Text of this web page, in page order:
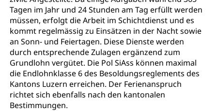
Tagen im Jahr und 24 Stunden am Tag erfüllt werden
müssen, erfolgt die Arbeit im Schichtdienst und es
kommt regelmässig zu Einsätzen in der Nacht sowie
an Sonn- und Feiertagen. Diese Dienste werden
durch entsprechende Zulagen ergänzend zum
Grundlohn vergütet. Die Pol SiAss können maximal
die Endlohnklasse 6 des Besoldungsreglements des
Kantons Luzern erreichen. Der Ferienanspruch
richtet sich ebenfalls nach den kantonalen
Bestimmungen.
Musikschulen
Schulferien
Früherziehung
Schuldienste
Betreuungsangebote
Schulliste
Finanzielle Unterstützung Pädagogische
Hochschule PHLU
Stipendien Hochschule Luzern hslu
Dienstleistungen, Hochschule Luzern,
Fachhochschule Zentralschweiz, HSLU,
Pädagogische Hochschule Luzern, PH Luzern, UniLU,
swissuniversities (Dachorganisation der Schweizer
Hochschulen)
swissuniversities
Universität Luzern
Fachstelle Hochschulbildung
Vorschule
Kindergarten, Kinderkrippe, Krippe, Kinderhort,
Kindertagesstätte, Spielgruppe, Tagesmutter,
Freiwilliges Kindergarten Jahr